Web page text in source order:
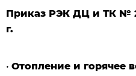
Приказ РЭК ДЦ и ТК №
г.
• Отопление и горячее